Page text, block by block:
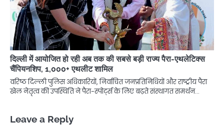
दिल्ली में आयोजित हो रही अब तक की सबसे बड़ी राज्य पैरा-एथलेटिक्स
चैंपियनशिप, 1,000+ एथलीट शामिल
वरिष्ठ दिल्ली पुलिस अधिकारियों, निर्वाचित जनप्रतिनिधियों और राष्ट्रीय पैरा
खेल नेतृत्व की उपस्थिति ने पैरा-स्पोर्ट्स के लिए बढ़ते संस्थागत समर्थन…
Leave a Reply